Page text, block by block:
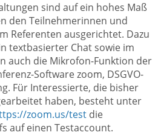
sind auf ein hohes Maß
den Teilnehmerinnen und
Referenten ausgerichtet. Dazu
textbasierter Chat sowie im
auch die Mikrofon-Funktion der
Software zoom, DSGVO-
Für Interessierte, die bisher
haben, besteht unter
zoom.us/test die
auf einen Testaccount.